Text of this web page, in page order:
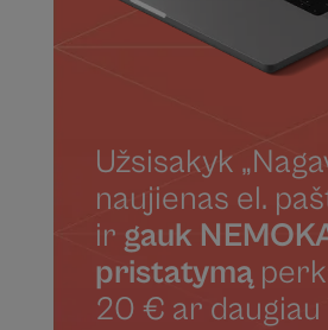
Užsisakyk
naujienas el.
ir gauk
pristatymą
20 € ar daugiau